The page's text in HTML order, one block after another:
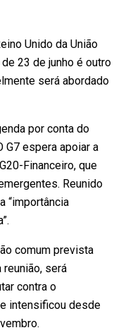
Unido da União
23 de junho é outro
será abordado
por conta do
G7 espera apoiar a
Financeiro, que
Reunido
“importância
comum prevista
reunião, será
contra o
intensificou desde